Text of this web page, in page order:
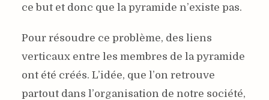
ce but et donc que la pyramide n’existe pas.
Pour résoudre ce problème, des liens
verticaux entre les membres de la pyramide
ont été créés. L’idée, que l’on retrouve
partout dans l’organisation de notre société,